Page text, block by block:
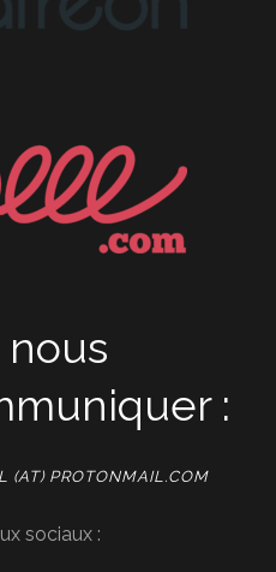
nous
:
(AT) PROTONMAIL.COM
sociaux :